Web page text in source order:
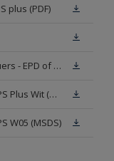
plus (PDF)
Sikkens Exterior Solventbased Laquers - EPD of Milieuproductverklaring
Veiligheidsinformatieblad Rubbol EPS Plus Wit (MSDS)
W05 (MSDS)